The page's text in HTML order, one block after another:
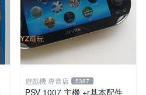
遊戲機 專賣店 5387
PSV 1007 主機 +r基本配件